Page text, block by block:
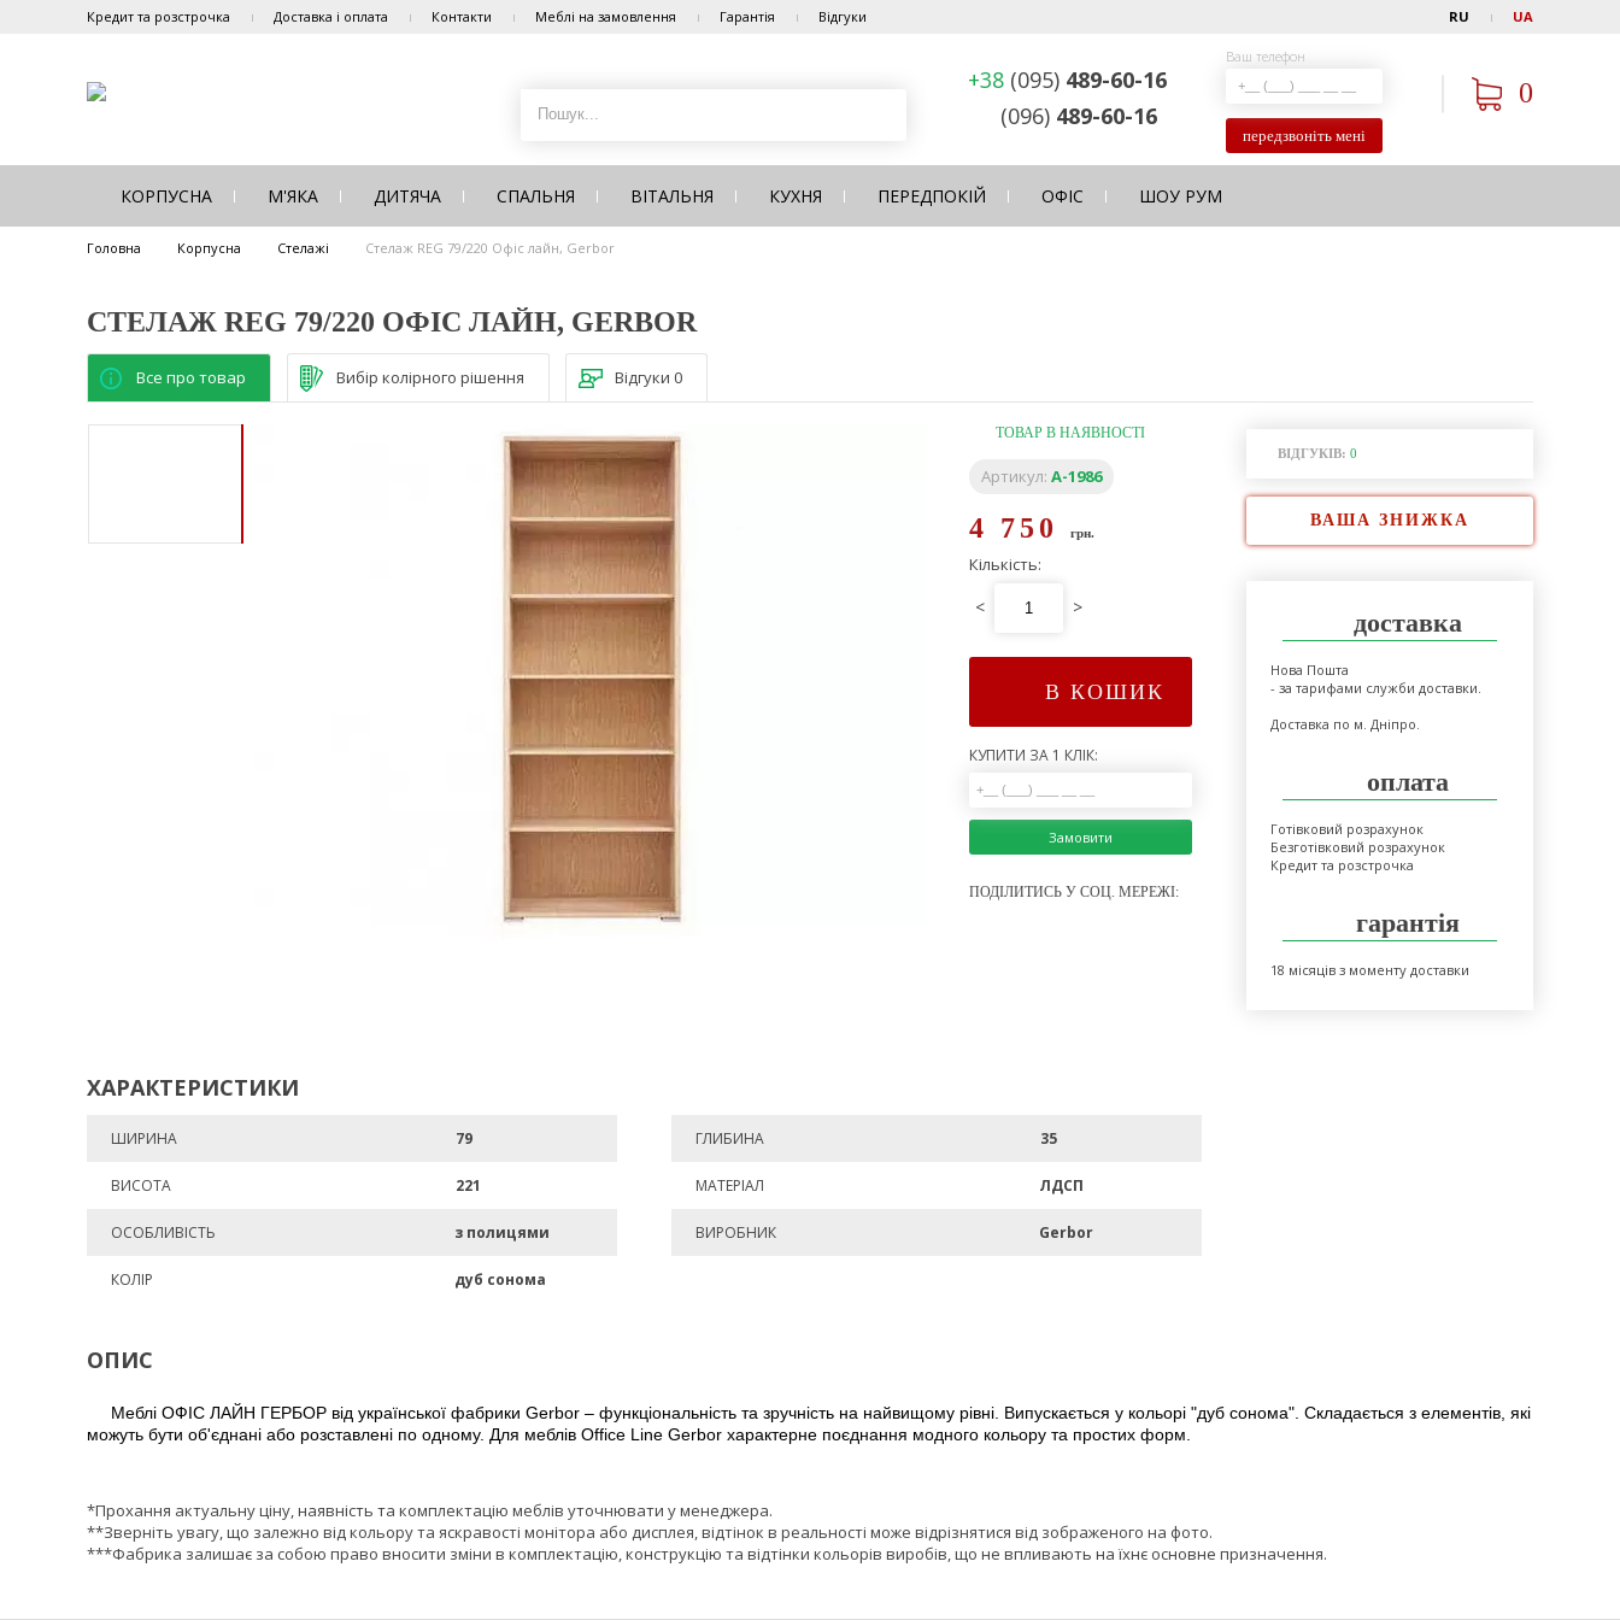
Кредит та розстрочка Доставка і оплата Контакти Меблі на замовлення Гарантія Відгуки RU UA
+38 (095) 489-60-16
(096) 489-60-16
Ваш телефон
передзвоніть мені
0
КОРПУСНА М'ЯКА ДИТЯЧА СПАЛЬНЯ ВІТАЛЬНЯ КУХНЯ ПЕРЕДПОКІЙ ОФІС ШОУ РУМ
Головна Корпусна Стелажі Стелаж REG 79/220 Офіс лайн, Gerbor
СТЕЛАЖ REG 79/220 ОФІС ЛАЙН, GERBOR
Все про товар Вибір колірного рішення Відгуки 0
ТОВАР В НАЯВНОСТІ
Артикул: A-1986
4 750 грн.
Кількість:
< >
В КОШИК
КУПИТИ ЗА 1 КЛІК:
Замовити
ПОДІЛИТИСЬ У СОЦ. МЕРЕЖІ:
ВІДГУКІВ: 0
ВАША ЗНИЖКА
доставка
Нова Пошта
- за тарифами служби доставки.
Доставка по м. Дніпро.
оплата
Готівковий розрахунок
Безготівковий розрахунок
Кредит та розстрочка
гарантія
18 місяців з моменту доставки
ХАРАКТЕРИСТИКИ
ШИРИНА 79 ГЛИБИНА 35
ВИСОТА 221 МАТЕРІАЛ ЛДСП
ОСОБЛИВІСТЬ з полицями ВИРОБНИК Gerbor
КОЛІР дуб сонома
ОПИС
Меблі ОФІС ЛАЙН ГЕРБОР від української фабрики Gerbor – функціональність та зручність на найвищому рівні. Випускається у кольорі "дуб сонома". Складається з елементів, які
можуть бути об'єднані або розставлені по одному. Для меблів Office Line Gerbor характерне поєднання модного кольору та простих форм.
*Прохання актуальну ціну, наявність та комплектацію меблів уточнювати у менеджера.
**Зверніть увагу, що залежно від кольору та яскравості монітора або дисплея, відтінок в реальності може відрізнятися від зображеного на фото.
***Фабрика залишає за собою право вносити зміни в комплектацію, конструкцію та відтінки кольорів виробів, що не впливають на їхнє основне призначення.